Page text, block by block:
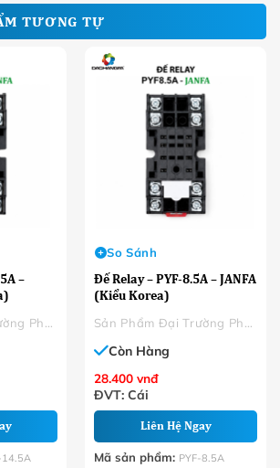
TƯƠNG TỰ
–
14.5A
Đế Relay – PYF-8.5A – JANFA
(Kiểu Korea)
So Sánh
Còn Hàng
28.400 vnđ
ĐVT: Cái
Liên Hệ Ngay
Mã sản phẩm: PYF-8.5A